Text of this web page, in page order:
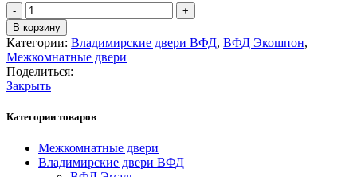
Количество
товара
Атум
6
Беленый
дуб
В корзину
Категории: Владимирские двери ВФД, ВФД Экошпон,
Межкомнатные двери
Поделиться:
Закрыть
Категории товаров
Межкомнатные двери
Владимирские двери ВФД